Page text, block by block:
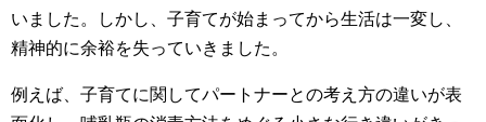
いました。しかし、子育てが始まってから生活は一変し、
精神的に余裕を失っていきました。
例えば、子育てに関してパートナーとの考え方の違いが表